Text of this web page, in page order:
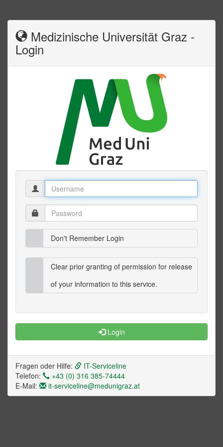
Medizinische Universität Graz -
Login
Don't Remember Login
Clear prior granting of permission for release
of your information to this service.
Login
Fragen oder Hilfe:
IT-Serviceline
Telefon:
+43 (0) 316 385-74444
E-Mail:
it-serviceline@medunigraz.at